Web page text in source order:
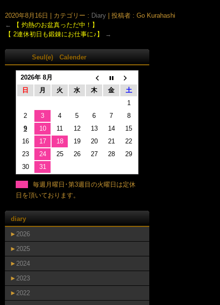
2020年8月16日 カテゴリー : Diary
投稿者 : Go Kurahashi
←
【 灼熱のお盆真っただ中！】
【 2連休初日も鍛錬にお仕事に♪】
→
Seul(e) Calender
2026年 8月
日
月 火 水 木 金
土
1
2
3 4 5 6 7
8
9
10 11 12 13 14
15
16
17 18 19 20 21
22
23
24 25 26 27 28
29
30
31
毎週月曜日･第3週目の火曜日は定休
日を頂いております。
diary
► 2026
► 2025
► 2024
► 2023
► 2022